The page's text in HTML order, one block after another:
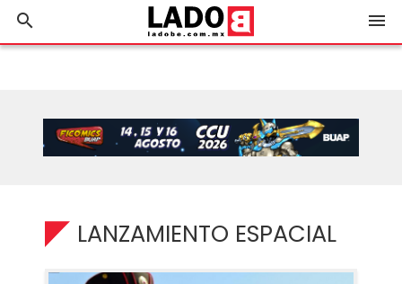
search menu
LANZAMIENTO ESPACIAL